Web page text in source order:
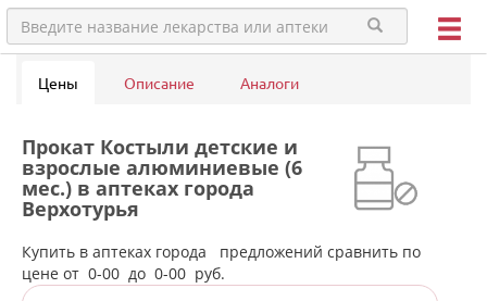
Цены Описание Аналоги
Прокат Костыли детские и
взрослые алюминиевые (6
мес.) в аптеках города
Верхотурья
Купить в аптеках города
предложений сравнить по
цене от 0-00 до 0-00 руб.